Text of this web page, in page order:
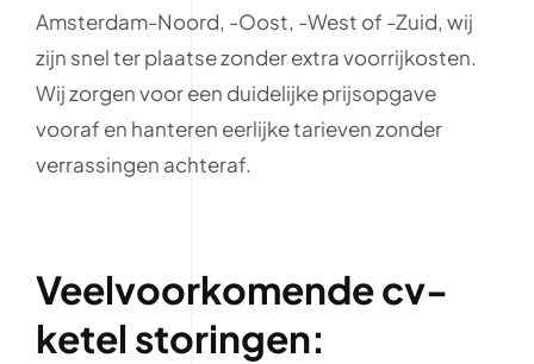
Amsterdam-Noord, -Oost, -West of -Zuid, wij
zijn snel ter plaatse zonder extra voorrijkosten.
Wij zorgen voor een duidelijke prijsopgave
vooraf en hanteren eerlijke tarieven zonder
verrassingen achteraf.
Veelvoorkomende cv-
ketel storingen: